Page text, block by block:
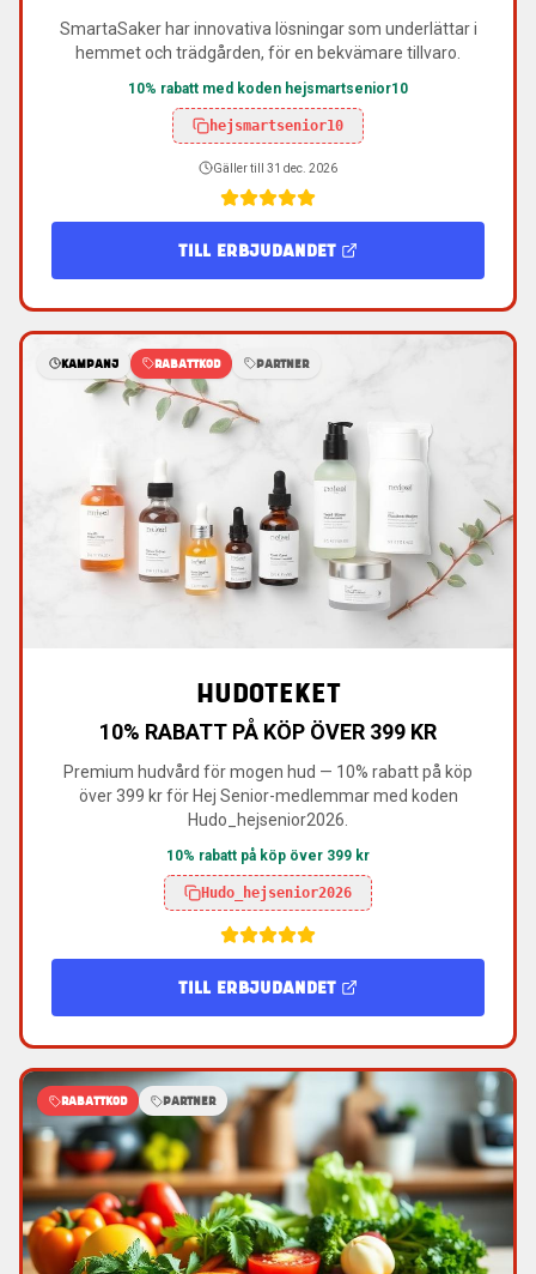
SmartaSaker har innovativa lösningar som underlättar i
hemmet och trädgården, för en bekvämare tillvaro.
10% rabatt med koden hejsmartsenior10
hejsmartsenior10
Gäller till 31 dec. 2026
TILL ERBJUDANDET
KAMPANJ RABATTKOD PARTNER
HUDOTEKET
10% RABATT PÅ KÖP ÖVER 399 KR
Premium hudvård för mogen hud — 10% rabatt på köp
över 399 kr för Hej Senior-medlemmar med koden
Hudo_hejsenior2026.
10% rabatt på köp över 399 kr
Hudo_hejsenior2026
TILL ERBJUDANDET
RABATTKOD PARTNER